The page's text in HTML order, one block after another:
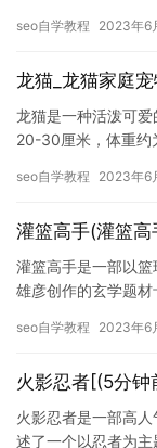
人心的…
seo自学教程 2023年6
龙猫_龙猫家庭
龙猫是一种活泼可
20-30厘米，体重
seo自学教程 2023年6
灌篮高手(灌篮
灌篮高手是一部以
雄彦创作的玄学题
公…
seo自学教程 2023年6
火影忍者[(5分
火影忍者是一部高
述了一个以忍者为